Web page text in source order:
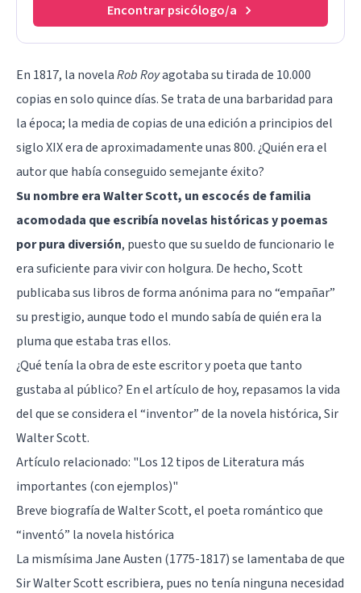
Encontrar psicólogo/a
En 1817, la novelaRob Royagotaba su tirada de 10.000
copias en solo quince días. Se trata de una barbaridad para
la época; la media de copias de una edición a principios del
siglo XIX era de aproximadamente unas 800. ¿Quién era el
autor que había conseguido semejante éxito?
Su nombre era Walter Scott, un escocés de familia
acomodada que escribía novelas históricas y poemas
por pura diversión, puesto que su sueldo de funcionario le
era suficiente para vivir con holgura. De hecho, Scott
publicaba sus libros de forma anónima para no “empañar”
su prestigio, aunque todo el mundo sabía de quién era la
pluma que estaba tras ellos.
¿Qué tenía la obra de este escritor y poeta que tanto
gustaba al público? En el artículo de hoy, repasamos la vida
del que se considera el “inventor” de la novela histórica, Sir
Walter Scott.
Artículo relacionado: "Los 12 tipos de Literatura más
importantes (con ejemplos)"
Breve biografía de Walter Scott, el poeta romántico que
“inventó” la novela histórica
La mismísima Jane Austen (1775-1817) se lamentaba de que
Sir Walter Scott escribiera, pues no tenía ninguna necesidad